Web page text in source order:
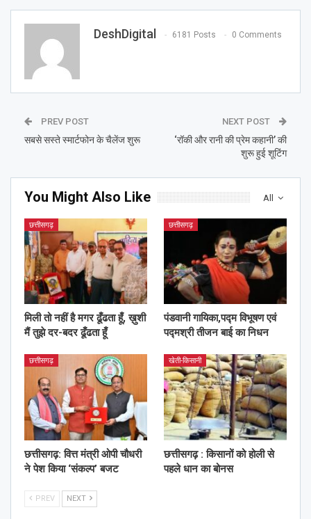
DeshDigital 6181 Posts 0 Comments
PREV POST
सबसे सस्ते स्मार्टफोन के चैलेंज शुरू
NEXT POST
‘रॉकी और रानी की प्रेम कहानी’ की
शुरू हुई शूटिंग
All
You Might Also Like
छत्तीसगढ़
मिली तो नहीं है मगर ढूँढता हूँ, ख़ुशी
मैं तुझे दर-बदर ढूँढता हूँ
छत्तीसगढ़
पंडवानी गायिका,पद्म विभूषण एवं
पद्मश्री तीजन बाई का निधन
छत्तीसगढ़
छत्तीसगढ़: वित्त मंत्री ओपी चौधरी
ने पेश किया ‘संकल्प’ बजट
खेती-किसानी
छत्तीसगढ़ : किसानों को होली से
पहले धान का बोनस
PREV NEXT